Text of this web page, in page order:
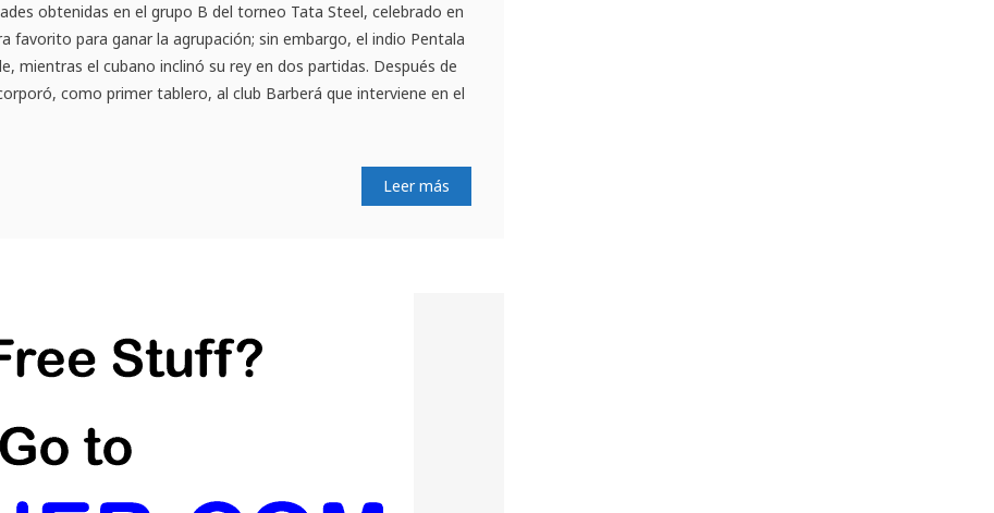
obtenidas en el grupo B del torneo Tata Steel, celebrado en
favorito para ganar la agrupación; sin embargo, el indio Pentala
mientras el cubano inclinó su rey en dos partidas. Después de
como primer tablero, al club Barberá que interviene en el
Leer más